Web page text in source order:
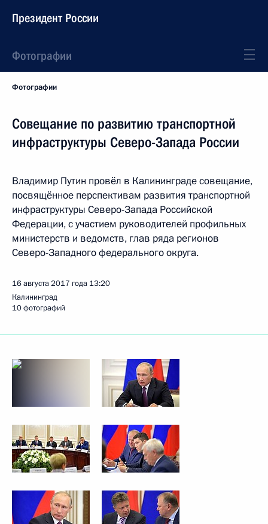
Президент России
Фотографии
Фотографии
Совещание по развитию транспортной
инфраструктуры Северо-Запада России
Владимир Путин провёл в Калининграде совещание,
посвящённое перспективам развития транспортной
инфраструктуры Северо-Запада Российской
Федерации, с участием руководителей профильных
министерств и ведомств, глав ряда регионов
Северо-Западного федерального округа.
16 августа 2017 года 13:20
Калининград
10 фотографий